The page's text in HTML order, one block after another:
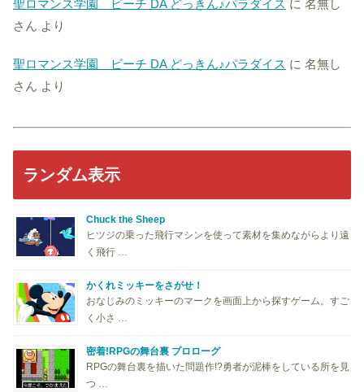
聖ロマンス学園 ビーチ DA どっきん♪パラダイス に 名無し
さん より
聖ロマンス学園 ビーチ DA どっきん♪パラダイス に 名無し
さん より
ランダム表示
Chuck the Sheep
ヒツジの乗った飛行マシンを使って素材を集めながらより遠
く飛行 …
かくれミッキーをさがせ！
おなじみのミッキーのマークを画面上から探すゲーム。すご
く小さ …
密着!RPGの舞台裏 プロローグ
RPGの舞台裏を描いた問題作!?勇者が泥棒をしている所を見
つ …